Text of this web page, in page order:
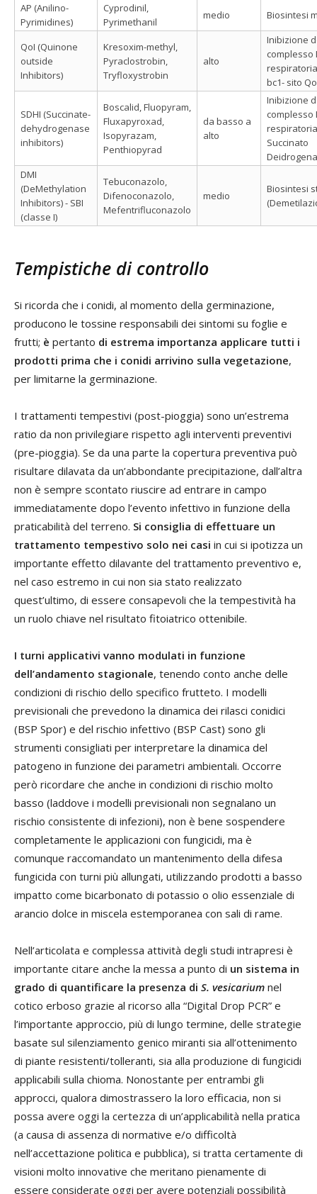
AP (Anilino-
Pyrimidines)
Cyprodinil,
Pyrimethanil
medio Biosintesi
QoI (Quinone
outside
Inhibitors)
Kresoxim-methyl,
Pyraclostrobin,
Tryfloxystrobin
alto
Inibizione
complesso
bc1- sito Qo
SDHI (Succinate-
dehydrogenase
inhibitors)
Boscalid, Fluopyram,
Fluxapyroxad,
Isopyrazam,
Penthiopyrad
da basso a
alto
Inibizione
complesso
Succinato
DMI
(DeMethylation
Inhibitors) - SBI
(classe I)
Tebuconazolo,
Difenoconazolo,
Mefentrifluconazolo
medio
Biosintesi
Tempistiche di controllo
Si ricorda che i conidi, al momento della germinazione,
producono le tossine responsabili dei sintomi su foglie e
frutti; è pertanto di estrema importanza applicare tutti i
prodotti prima che i conidi arrivino sulla vegetazione,
per limitarne la germinazione.
I trattamenti tempestivi (post-pioggia) sono un’estrema
ratio da non privilegiare rispetto agli interventi preventivi
(pre-pioggia). Se da una parte la copertura preventiva può
risultare dilavata da un’abbondante precipitazione, dall’altra
non è sempre scontato riuscire ad entrare in campo
immediatamente dopo l’evento infettivo in funzione della
praticabilità del terreno. Si consiglia di effettuare un
trattamento tempestivo solo nei casi in cui si ipotizza un
importante effetto dilavante del trattamento preventivo e,
nel caso estremo in cui non sia stato realizzato
quest’ultimo, di essere consapevoli che la tempestività ha
un ruolo chiave nel risultato fitoiatrico ottenibile.
I turni applicativi vanno modulati in funzione
dell’andamento stagionale, tenendo conto anche delle
condizioni di rischio dello specifico frutteto. I modelli
previsionali che prevedono la dinamica dei rilasci conidici
(BSP Spor) e del rischio infettivo (BSP Cast) sono gli
strumenti consigliati per interpretare la dinamica del
patogeno in funzione dei parametri ambientali. Occorre
però ricordare che anche in condizioni di rischio molto
basso (laddove i modelli previsionali non segnalano un
rischio consistente di infezioni), non è bene sospendere
completamente le applicazioni con fungicidi, ma è
comunque raccomandato un mantenimento della difesa
fungicida con turni più allungati, utilizzando prodotti a basso
impatto come bicarbonato di potassio o olio essenziale di
arancio dolce in miscela estemporanea con sali di rame.
Nell’articolata e complessa attività degli studi intrapresi è
importante citare anche la messa a punto di un sistema in
grado di quantificare la presenza di S. vesicarium nel
cotico erboso grazie al ricorso alla “Digital Drop PCR” e
l’importante approccio, più di lungo termine, delle strategie
basate sul silenziamento genico miranti sia all’ottenimento
di piante resistenti/tolleranti, sia alla produzione di fungicidi
applicabili sulla chioma. Nonostante per entrambi gli
approcci, qualora dimostrassero la loro efficacia, non si
possa avere oggi la certezza di un’applicabilità nella pratica
(a causa di assenza di normative e/o difficoltà
nell’accettazione politica e pubblica), si tratta certamente di
visioni molto innovative che meritano pienamente di
essere considerate oggi per avere potenziali possibilità